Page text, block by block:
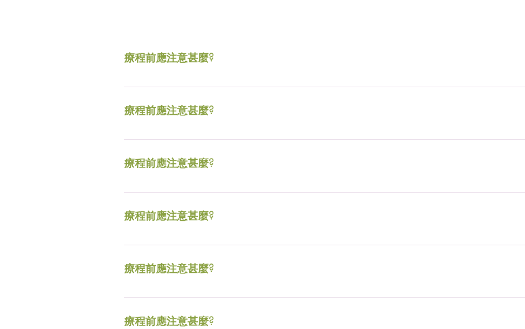
療程前應注意甚麼?
療程前兩週切勿進行果酸換膚，避免過度日曬。服用藥物或懷孕應事先徵詢專業註冊西醫的建議
療程前應注意甚麼?
療程前兩週切勿進行果酸換膚，避免過度日曬。服用藥物或懷孕應事先徵詢專業註冊西醫的建議
療程前應注意甚麼?
療程前兩週切勿進行果酸換膚，避免過度日曬。服用藥物或懷孕應事先徵詢專業註冊西醫的建議
療程前應注意甚麼?
療程前兩週切勿進行果酸換膚，避免過度日曬。服用藥物或懷孕應事先徵詢專業註冊西醫的建議
療程前應注意甚麼?
療程前兩週切勿進行果酸換膚，避免過度日曬。服用藥物或懷孕應事先徵詢專業註冊西醫的建議
療程前應注意甚麼?